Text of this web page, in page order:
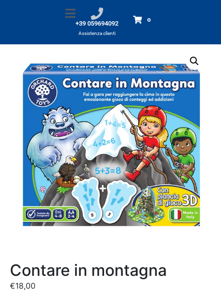
+39 059694092
Assistenza clienti
0
Prodotti Contare in montagna
Contare in montagna
€18,00